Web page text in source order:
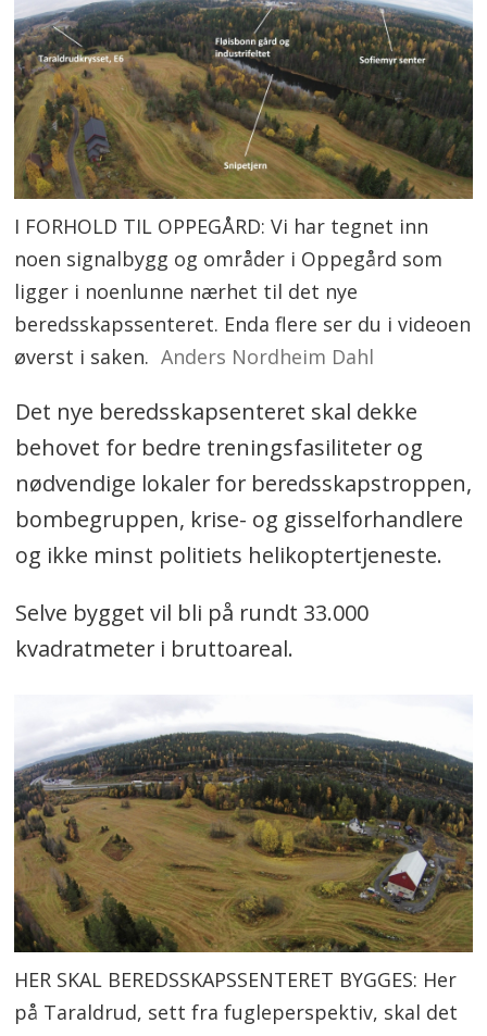
I FORHOLD TIL OPPEGÅRD: Vi har tegnet inn
noen signalbygg og områder i Oppegård som
ligger i noenlunne nærhet til det nye
beredsskapssenteret. Enda flere ser du i videoen
øverst i saken. Anders Nordheim Dahl
Det nye beredsskapsenteret skal dekke
behovet for bedre treningsfasiliteter og
nødvendige lokaler for beredsskapstroppen,
bombegruppen, krise- og gisselforhandlere
og ikke minst politiets helikoptertjeneste.
Selve bygget vil bli på rundt 33.000
kvadratmeter i bruttoareal.
HER SKAL BEREDSSKAPSSENTERET BYGGES: Her
på Taraldrud, sett fra fugleperspektiv, skal det